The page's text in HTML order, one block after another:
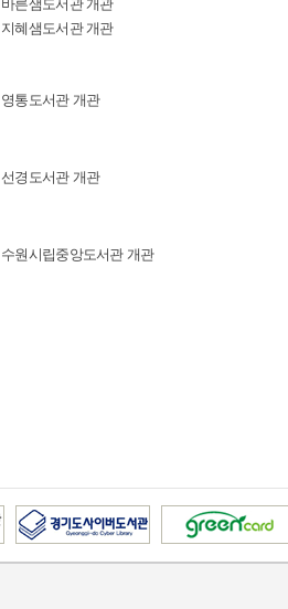
바른샘도서관 개관
지혜샘도서관 개관
영통도서관 개관
선경도서관 개관
수원시립중앙도서관 개관